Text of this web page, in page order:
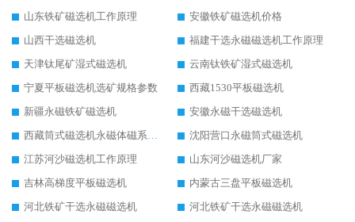
山东铁矿磁选机工作原理
安徽铁矿磁选机价格
山西干选磁选机
福建干选永磁磁选机工作原理
天津钛尾矿湿式磁选机
云南钛铁矿湿式磁选机
宁夏平板磁选机选矿规格参数
西藏1530平板磁选机
新疆永磁铁矿磁选机
安徽永磁干选磁选机
西藏筒式磁选机永磁体磁系设计
沈阳营口永磁筒式磁选机
江苏河沙磁选机工作原理
山东河沙磁选机厂家
吉林高梯度平板磁选机
内蒙古三盘平板磁选机
河北铁矿干选永磁磁选机
河北铁矿干选永磁磁选机